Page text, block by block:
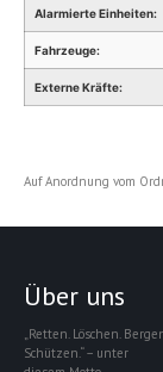
Alarmierte Einheiten:
Fahrzeuge:
Externe Kräfte:
Auf Anordnung vom
Über uns
„Retten. Löschen.
Schützen.“ – unter